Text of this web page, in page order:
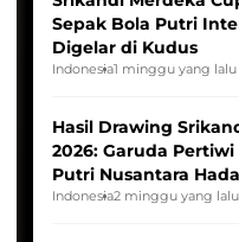
Sepak Bola Putri
Digelar di Kudus
Indonesia1 minggu yang lalu
Hasil Drawing
2026: Garuda
Putri Nusantara
Indonesia2 minggu yang lalu